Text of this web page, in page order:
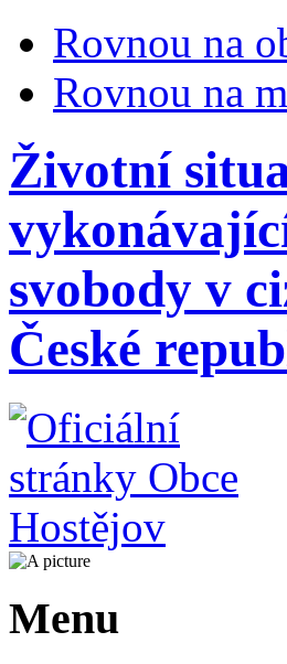
Rovnou na
Rovnou na
Životní
svobody v
České
Menu